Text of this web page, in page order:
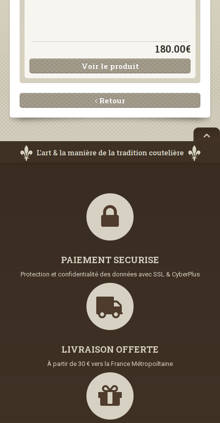
180.00€
Voir le produit
Retour
PAIEMENT SECURISE
Protection et confidentialité des données avec SSL & CyberPlus
LIVRAISON OFFERTE
À partir de 30 € vers la France Métropoiltaine